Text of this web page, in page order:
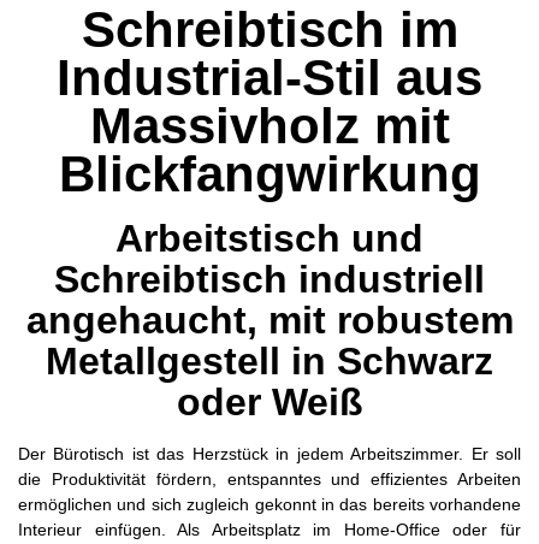
Schreibtisch im
Industrial-Stil aus
Massivholz mit
Blickfangwirkung
Arbeitstisch und
Schreibtisch industriell
angehaucht, mit robustem
Metallgestell in Schwarz
oder Weiß
Der Bürotisch ist das Herzstück in jedem Arbeitszimmer. Er soll
die Produktivität fördern, entspanntes und effizientes Arbeiten
ermöglichen und sich zugleich gekonnt in das bereits vorhandene
Interieur einfügen. Als Arbeitsplatz im Home-Office oder für